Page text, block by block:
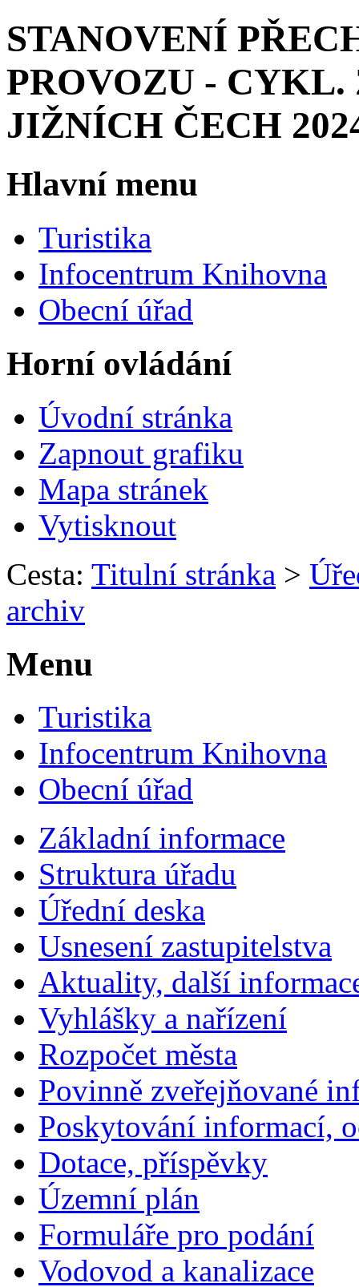
STANOVENÍ
PROVOZU -
JIŽNÍCH ČECH
Hlavní menu
Turistika
Infocentrum Knihovna
Obecní úřad
Horní ovládání
Úvodní stránka
Zapnout grafiku
Mapa stránek
Vytisknout
Cesta: Titulní stránka >
archiv
Menu
Turistika
Infocentrum Knihovna
Obecní úřad
Základní informace
Struktura úřadu
Úřední deska
Usnesení zastupitelstva
Aktuality, další
Vyhlášky a nařízení
Rozpočet města
Povinně zveřejňované
Poskytování informací,
Dotace, příspěvky
Územní plán
Formuláře pro podání
Vodovod a kanalizace